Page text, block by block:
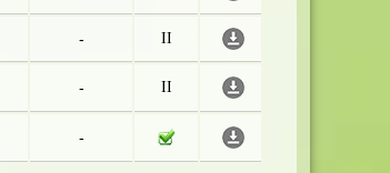
- II
- II
-